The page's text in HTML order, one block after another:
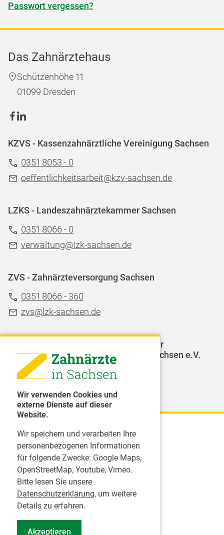
Wir verwenden Cookies und
externe Dienste auf dieser
Website.
Wir speichern und verarbeiten Ihre
personenbezogenen Informationen
für folgende Zwecke: Google Maps,
OpenStreetMap, Youtube, Vimeo.
Bitte lesen Sie unsere
Datenschutzerklärung, um weitere
Details zu erfahren.
Akzeptieren
Passwort vergessen?
Das Zahnärztehaus
Schützenhöhe 11
01099 Dresden
KZVS - Kassenzahnärztliche Vereinigung Sachsen
0351 8053 - 0
oeffentlichkeitsarbeit@kzv-sachsen.de
LZKS - Landeszahnärztekammer Sachsen
0351 8066 - 0
verwaltung@Izk-sachsen.de
ZVS - Zahnärzteversorgung Sachsen
0351 8066 - 360
zvs@lzk-sachsen.de
LAGZ - Landesarbeitsgemeinschaft für
Jugendzahnpflege des Freistaates Sachsen e.V.
Karriere
Inserate
Praktikum in einer Zahnarztpraxis
Jobs im Zahnärztehaus
Presse
Pressemitteilungen